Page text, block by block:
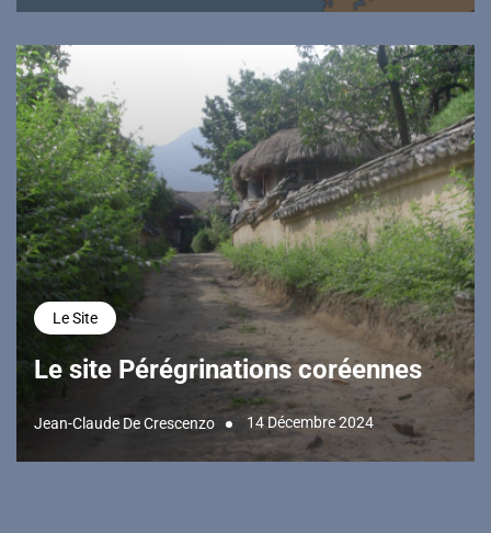
Le Site
Le site Pérégrinations coréennes
Jean-Claude De Crescenzo 14 Décembre 2024